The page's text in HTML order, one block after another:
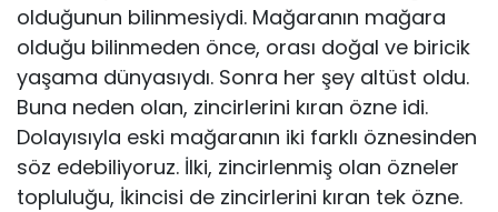
olduğunun bilinmesiydi. Mağaranın mağara
olduğu bilinmeden önce, orası doğal ve biricik
yaşama dünyasıydı. Sonra her şey altüst oldu.
Buna neden olan, zincirlerini kıran özne idi.
Dolayısıyla eski mağaranın iki farklı öznesinden
söz edebiliyoruz. İlki, zincirlenmiş olan özneler
topluluğu, İkincisi de zin­cirlerini kıran tek özne.